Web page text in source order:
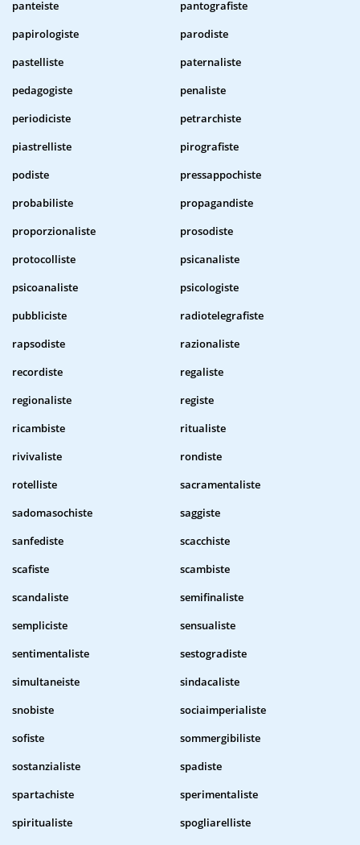
panteiste
pantografiste
papirologiste
parodiste
pastelliste
paternaliste
pedagogiste
penaliste
periodiciste
petrarchiste
piastrelliste
pirografiste
podiste
pressappochiste
probabiliste
propagandiste
proporzionaliste
prosodiste
protocolliste
psicanaliste
psicoanaliste
psicologiste
pubbliciste
radiotelegrafiste
rapsodiste
razionaliste
recordiste
regaliste
regionaliste
registe
ricambiste
ritualiste
rivivaliste
rondiste
rotelliste
sacramentaliste
sadomasochiste
saggiste
sanfediste
scacchiste
scafiste
scambiste
scandaliste
semifinaliste
sempliciste
sensualiste
sentimentaliste
sestogradiste
simultaneiste
sindacaliste
snobiste
sociaimperialiste
sofiste
sommergibiliste
sostanzialiste
spadiste
spartachiste
sperimentaliste
spiritualiste
spogliarelliste